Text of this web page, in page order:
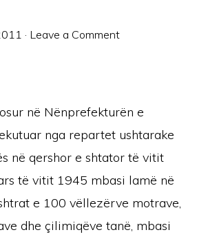
· Leave a Comment
në Nënprefekturën e
nga repartet ushtarake
në qershor e shtator të vitit
të vitit 1945 mbasi lamë në
e 100 vëllezërve motrave,
dhe çilimiqëve tanë, mbasi